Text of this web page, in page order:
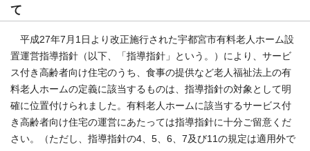
て
平成27年7月1日より改正施行された宇都宮市有料老人ホーム設
置運営指導指針（以下、「指導指針」という。）により、サービ
ス付き高齢者向け住宅のうち、食事の提供など老人福祉法上の有
料老人ホームの定義に該当するものは、指導指針の対象として明
確に位置付けられました。有料老人ホームに該当するサービス付
き高齢者向け住宅の運営にあたっては指導指針に十分ご留意くだ
さい。（ただし、指導指針の4、5、6、7及び11の規定は適用外で